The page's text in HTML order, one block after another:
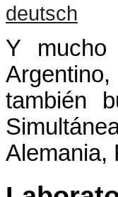
deutsch
Y
también
Alemania,